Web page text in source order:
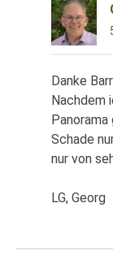
Danke
Nachdem
Schade
nur von
LG, Georg